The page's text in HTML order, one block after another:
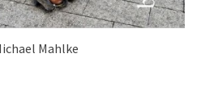
Mahlke